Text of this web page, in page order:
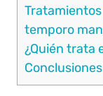
temporo
¿Quién trata